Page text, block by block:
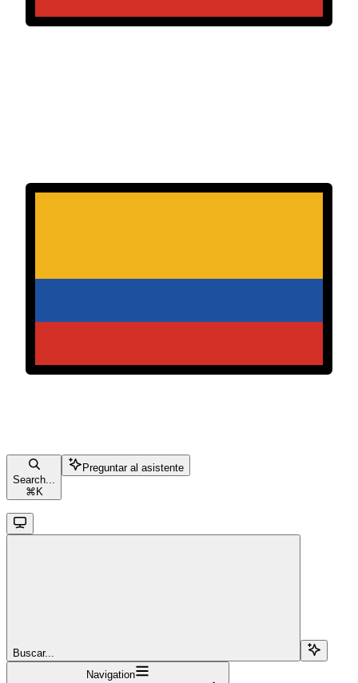
Search...
⌘ K
Preguntar al asistente
Buscar...
Navigation